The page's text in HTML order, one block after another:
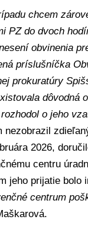
chcem
PZ do dvoch
obvinenia
príslušníčka
prokuratúry
dôvodná
o jeho
nezobrazil
2026,
centru
jeho prijatie bolo
centrum